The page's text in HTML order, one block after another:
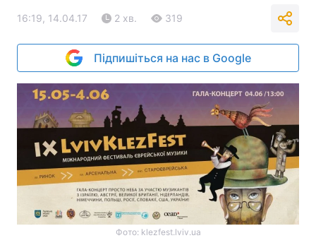
16:19, 14.04.17 2 хв. 319
Підпишіться на нас в Google
Фото: klezfest.lviv.ua